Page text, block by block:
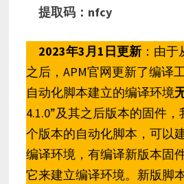
提取码：nfcy
2023年3月1日更新：由于
之后，APM官网更新了编译
自动化脚本建立的编译环境
4.1.0”及其之后版本的固件
个版本的自动化脚本，可以
编译环境，有编译新版本固
它来建立编译环境。新版脚